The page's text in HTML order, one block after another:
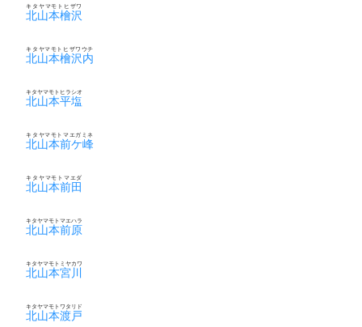
北山本檜沢
キタヤマモトヒザワ
北山本檜沢内
キタヤマモトヒザワウチ
北山本平塩
キタヤマモトヒラシオ
北山本前ケ峰
キタヤマモトマエガミネ
北山本前田
キタヤマモトマエダ
北山本前原
キタヤマモトマエハラ
北山本宮川
キタヤマモトミヤカワ
北山本渡戸
キタヤマモトワタリド